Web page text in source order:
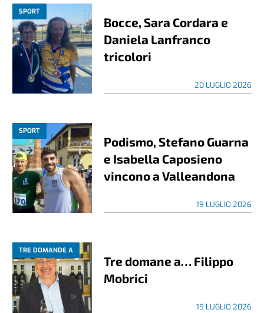
SPORT
Bocce, Sara Cordara e
Daniela Lanfranco
tricolori
20 LUGLIO 2026
SPORT
Podismo, Stefano Guarna
e Isabella Caposieno
vincono a Valleandona
19 LUGLIO 2026
TRE DOMANDE A
Tre domane a… Filippo
Mobrici
19 LUGLIO 2026